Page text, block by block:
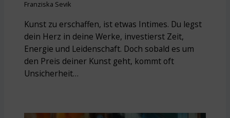
Franziska Sevik
Kunst zu erschaffen, ist etwas Intimes. Du legst
dein Herz in deine Werke, investierst Zeit,
Energie und Leidenschaft. Doch sobald es um
den Preis deiner Kunst geht, kommt oft
Unsicherheit…